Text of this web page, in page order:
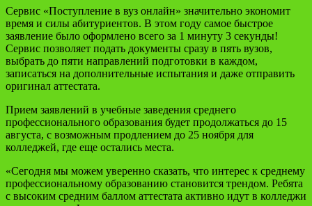
Сервис «Поступление в вуз онлайн» значительно экономит
время и силы абитуриентов. В этом году самое быстрое
заявление было оформлено всего за 1 минуту 3 секунды!
Сервис позволяет подать документы сразу в пять вузов,
выбрать до пяти направлений подготовки в каждом,
записаться на дополнительные испытания и даже отправить
оригинал аттестата.
Прием заявлений в учебные заведения среднего
профессионального образования будет продолжаться до 15
августа, с возможным продлением до 25 ноября для
колледжей, где еще остались места.
«Сегодня мы можем уверенно сказать, что интерес к среднему
профессиональному образованию становится трендом. Ребята
с высоким средним баллом аттестата активно идут в колледжи